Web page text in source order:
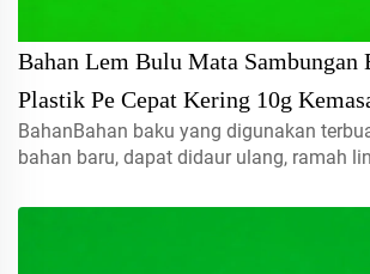
Bahan Lem Bulu Mata Sambungan
Plastik Pe Cepat Kering 10g
Sablon Kotak Karton Tutup Ulir
BahanBahan baku yang digunakan
bahan baru, dapat didaur ulang, ramah
15mlhubungi kami untuk pesanan